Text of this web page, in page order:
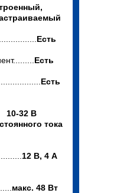
Есть
Есть
Есть
10-32 В
тока
12 В, 4 A
макс. 48 Вт